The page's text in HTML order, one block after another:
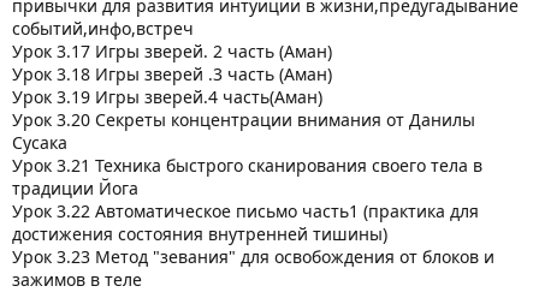
привычки для развития интуиции в жизни,предугадывание
событий,инфо,встреч
Урок 3.17 Игры зверей. 2 часть (Аман)
Урок 3.18 Игры зверей .3 часть (Аман)
Урок 3.19 Игры зверей.4 часть(Аман)
Урок 3.20 Секреты концентрации внимания от Данилы
Сусака
Урок 3.21 Техника быстрого сканирования своего тела в
традиции Йога
Урок 3.22 Автоматическое письмо часть1 (практика для
достижения состояния внутренней тишины)
Урок 3.23 Метод "зевания" для освобождения от блоков и
зажимов в теле